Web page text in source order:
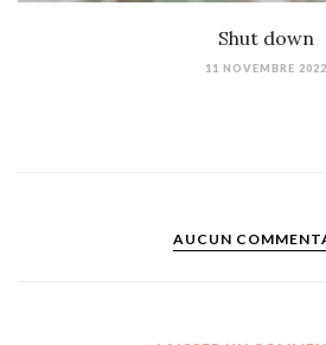
Shut down
11 NOVEMBRE 2022
AUCUN